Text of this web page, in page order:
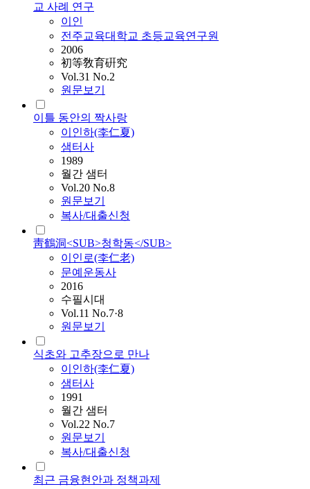
교 사례 연구
이인
전주교육대학교 초등교육연구원
2006
初等敎育硏究
Vol.31 No.2
원문보기
이틀 동안의 짝사랑
이인하(李仁夏)
샘터사
1989
월간 샘터
Vol.20 No.8
원문보기
복사/대출신청
靑鶴洞<SUB>청학동</SUB>
이인로(李仁老)
문예운동사
2016
수필시대
Vol.11 No.7·8
원문보기
식초와 고추장으로 만나
이인하(李仁夏)
샘터사
1991
월간 샘터
Vol.22 No.7
원문보기
복사/대출신청
최근 금융현안과 정책과제